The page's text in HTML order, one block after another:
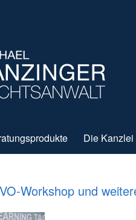
Die Kanzlei
Workshop und